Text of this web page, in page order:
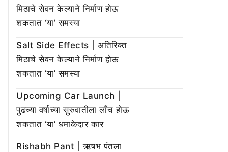
मिठाचे सेवन केल्याने निर्माण होऊ
शकतात ‘या’ समस्या
Salt Side Effects | अतिरिक्त
मिठाचे सेवन केल्याने निर्माण होऊ
शकतात ‘या’ समस्या
Upcoming Car Launch |
पुढच्या वर्षाच्या सुरुवातीला लाँच होऊ
शकतात ‘या’ धमाकेदार कार
Rishabh Pant | ऋषभ पंतला